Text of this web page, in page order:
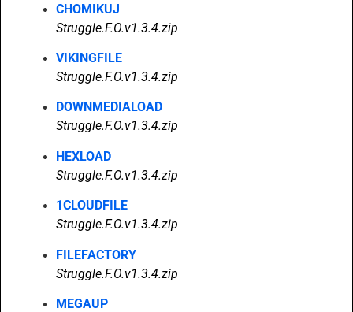
CHOMIKUJ
Struggle.F.O.v1.3.4.zip
VIKINGFILE
Struggle.F.O.v1.3.4.zip
DOWNMEDIALOAD
Struggle.F.O.v1.3.4.zip
HEXLOAD
Struggle.F.O.v1.3.4.zip
1CLOUDFILE
Struggle.F.O.v1.3.4.zip
FILEFACTORY
Struggle.F.O.v1.3.4.zip
MEGAUP